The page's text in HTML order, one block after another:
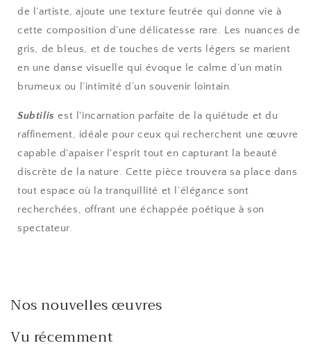
de l’artiste, ajoute une texture feutrée qui donne vie à
cette composition d’une délicatesse rare. Les nuances de
gris, de bleus, et de touches de verts légers se marient
en une danse visuelle qui évoque le calme d’un matin
brumeux ou l’intimité d’un souvenir lointain.
Subtilis est l'incarnation parfaite de la quiétude et du
raffinement, idéale pour ceux qui recherchent une œuvre
capable d'apaiser l'esprit tout en capturant la beauté
discrète de la nature. Cette pièce trouvera sa place dans
tout espace où la tranquillité et l’élégance sont
recherchées, offrant une échappée poétique à son
spectateur.
Nos nouvelles œuvres
Vu récemment